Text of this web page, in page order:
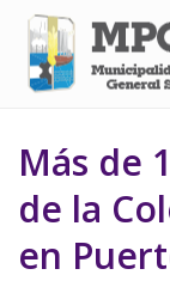
Más de
de la
en